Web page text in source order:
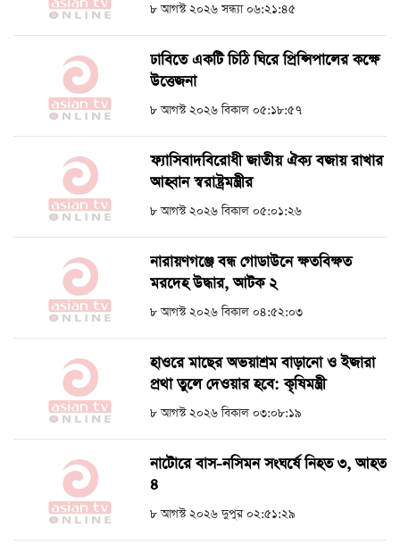
৮ আগস্ট ২০২৬ সন্ধ্যা ০৬:২১:৪৫
ঢাবিতে একটি চিঠি ঘিরে প্রিন্সিপালের কক্ষে
উত্তেজনা
৮ আগস্ট ২০২৬ বিকাল ০৫:১৮:৫৭
ফ্যাসিবাদবিরোধী জাতীয় ঐক্য বজায় রাখার
আহ্বান স্বরাষ্ট্রমন্ত্রীর
৮ আগস্ট ২০২৬ বিকাল ০৫:০১:২৬
নারায়ণগঞ্জে বন্ধ গোডাউনে ক্ষতবিক্ষত
মরদেহ উদ্ধার, আটক ২
৮ আগস্ট ২০২৬ বিকাল ০৪:৫২:০৩
হাওরে মাছের অভয়াশ্রম বাড়ানো ও ইজারা
প্রথা তুলে দেওয়ার হবে: কৃষিমন্ত্রী
৮ আগস্ট ২০২৬ বিকাল ০৩:০৮:১৯
নাটোরে বাস-নসিমন সংঘর্ষে নিহত ৩, আহত
৪
৮ আগস্ট ২০২৬ দুপুর ০২:৫১:২৯